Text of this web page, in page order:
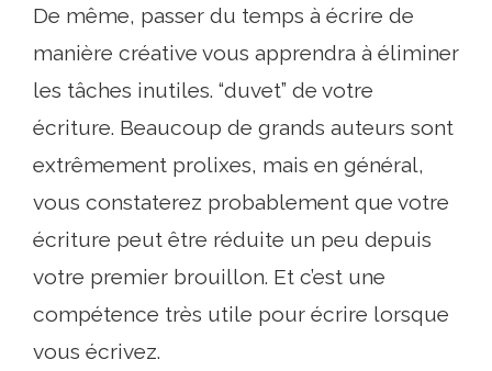
De même, passer du temps à écrire de
manière créative vous apprendra à éliminer
les tâches inutiles. “duvet” de votre
écriture. Beaucoup de grands auteurs sont
extrêmement prolixes, mais en général,
vous constaterez probablement que votre
écriture peut être réduite un peu depuis
votre premier brouillon. Et c’est une
compétence très utile pour écrire lorsque
vous écrivez.